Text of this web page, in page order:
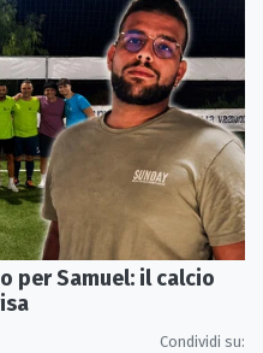
per Samuel: il calcio
Condividi su: